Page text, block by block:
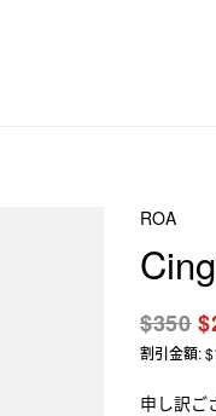
ROA
$350
割引金額:
申し訳ご